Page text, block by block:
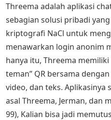
Threema adalah aplikasi
sebagian solusi pribadi
kriptografi NaCl untuk
menawarkan login anonim
hanya itu, Threema
teman” QR bersama dengan
video, dan teks. Aplikasinya
asal Threema, Jerman, dan
99), Kalian bisa jadi